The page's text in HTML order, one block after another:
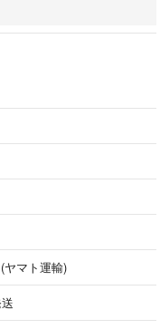
ヤマト運輸)